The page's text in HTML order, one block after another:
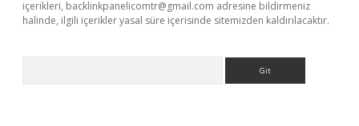
içerikleri, backlinkpanelicomtr@gmail.com adresine bildirmeniz
halinde, ilgili içerikler yasal süre içerisinde sitemizden kaldırılacaktır.